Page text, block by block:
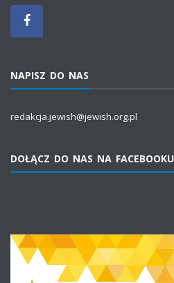
NAPISZ DO NAS
redakcja.jewish@jewish.org.pl
DOŁĄCZ DO NAS NA FACEBOOKU